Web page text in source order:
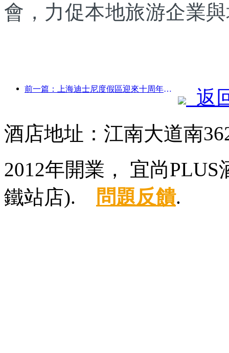
會，力促本地旅游企業
前一篇：上海迪士尼度假區迎來十周年，累計接待游客超1億人次
返
酒店地址：江南大道南
2012年開業， 宜尚
鐵站店).
問題反饋.